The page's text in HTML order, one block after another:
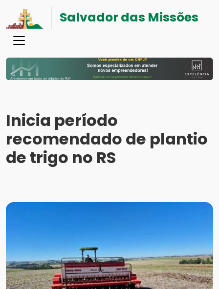
Salvador das Missões
Inicia período
recomendado de plantio
de trigo no RS